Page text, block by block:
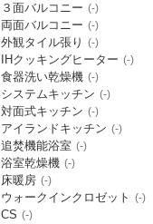
３面バルコニー (-)
両面バルコニー (-)
外観タイル張り (-)
IHクッキングヒーター (-)
食器洗い乾燥機 (-)
システムキッチン (-)
対面式キッチン (-)
アイランドキッチン (-)
追焚機能浴室 (-)
浴室乾燥機 (-)
床暖房 (-)
ウォークインクロゼット (-)
CS (-)